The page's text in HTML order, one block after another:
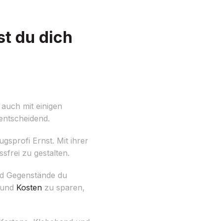
du dich
mit einigen
Ernst. Mit ihrer
zu gestalten.
Gegenstände du
Kosten zu sparen,